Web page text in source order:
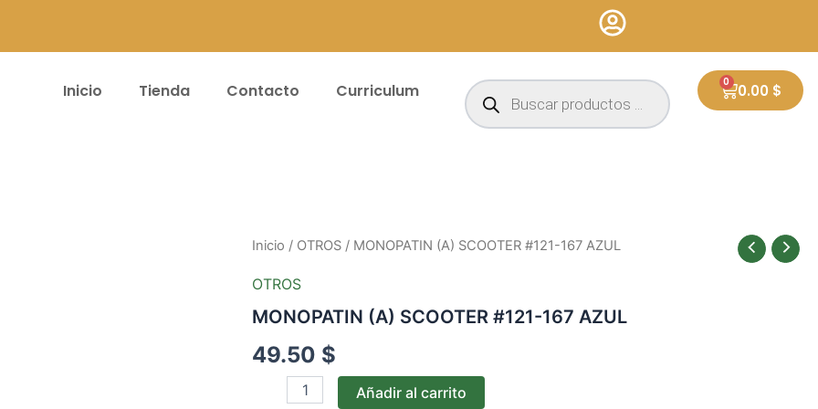
Inicio Tienda Contacto Curriculum
Búsqueda
de
productos
0.00 $
0
Cart
Inicio / OTROS / MONOPATIN (A) SCOOTER #121-167 AZUL
OTROS
MONOPATIN (A) SCOOTER #121-167 AZUL
49.50 $
MONOPATIN
SCOOTER
167
cantidad
Añadir al carrito